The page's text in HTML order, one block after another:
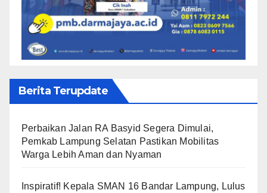
Berita Terupdate
Perbaikan Jalan RA Basyid Segera Dimulai,
Pemkab Lampung Selatan Pastikan Mobilitas
Warga Lebih Aman dan Nyaman
Inspiratif! Kepala SMAN 16 Bandar Lampung, Lulus